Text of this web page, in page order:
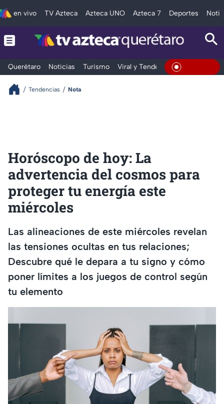
en vivo TV Azteca Azteca UNO Azteca 7 Deportes
Querétaro Noticias Turismo Viral y Tendencia Clima En Vivo
Tendencias Nota
Horóscopo de hoy: La
advertencia del cosmos para
proteger tu energía este
miércoles
Las alineaciones de este miércoles revelan
las tensiones ocultas en tus relaciones;
Descubre qué le depara a tu signo y cómo
poner límites a los juegos de control según
tu elemento